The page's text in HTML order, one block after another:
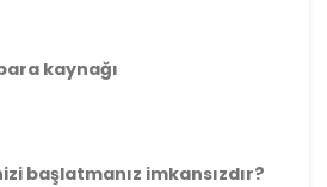
kaynağı
başlatmanız imkansızdır?